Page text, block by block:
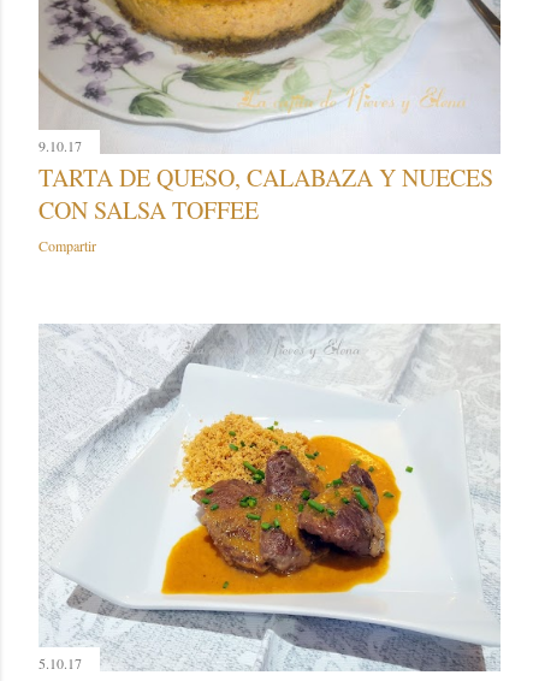
9.10.17
TARTA DE QUESO, CALABAZA Y NUECES
CON SALSA TOFFEE
Compartir
5.10.17